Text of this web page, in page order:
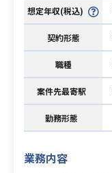
想定年収(税込)
契約形態
職種
案件先最寄駅
勤務形態
業務内容